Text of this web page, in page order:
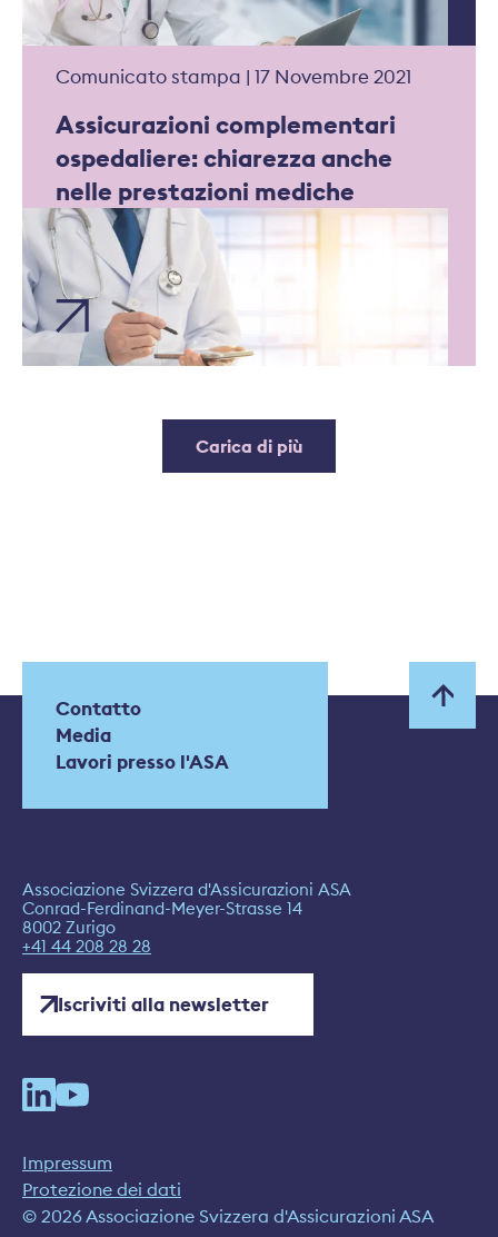
Comunicato stampa | 17 Novembre 2021
Assicurazioni complementari
ospedaliere: chiarezza anche
nelle prestazioni mediche
Carica di più
Contatto
Media
Lavori presso l'ASA
Associazione Svizzera d'Assicurazioni ASA
Conrad-Ferdinand-Meyer-Strasse 14
8002 Zurigo
+41 44 208 28 28
Iscriviti alla newsletter
Impressum
Protezione dei dati
© 2026 Associazione Svizzera d'Assicurazioni ASA